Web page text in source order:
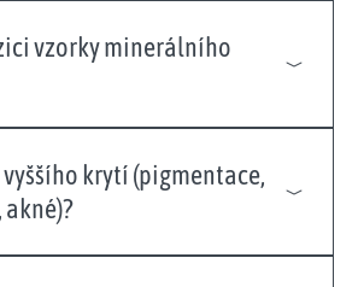
vzorky minerálního
krytí (pigmentace,